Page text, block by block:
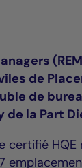
de
de
de la Part
certifié